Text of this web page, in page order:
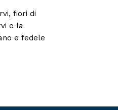
fiori di
e la
e fedele